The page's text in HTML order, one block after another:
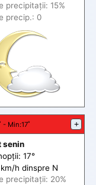
precipitații: 15%
precip.: 0
- Min:17˚ +
senin
17°
h dinspre N
precipitații: 20%